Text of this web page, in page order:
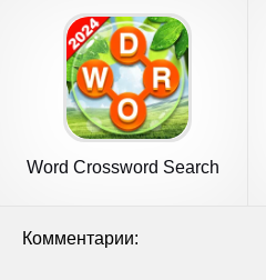
Word Crossword Search
Комментарии: